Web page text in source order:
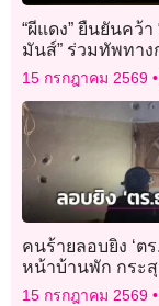
“ผีแดง” ยืนยันคว้า
มันส์” ร่วมทัพทาง
15 กรกฎาคม 2569
คนร้ายลอบยิง ‘ตร
หน้าบ้านพัก กระสุ
กำแพงพรุน โชคดี
15 กรกฎาคม 2569